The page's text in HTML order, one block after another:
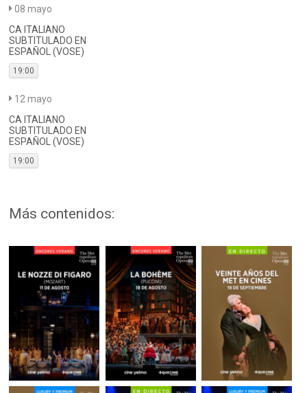
08 mayo
CA ITALIANO
SUBTITULADO EN
ESPAÑOL (VOSE)
19:00
12 mayo
CA ITALIANO
SUBTITULADO EN
ESPAÑOL (VOSE)
19:00
Más contenidos: